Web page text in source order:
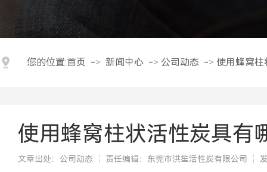
您的位置:首页 -> 新闻中心 -> 公司动态 -> 使用蜂窝
使用蜂窝柱状活性炭具有
文章出处：公司动态 责任编辑：东莞市洪笙活性炭有限公司